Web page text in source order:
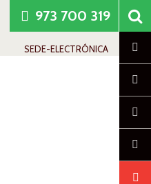
SEDE-ELECTRÓNICA
973 700 319